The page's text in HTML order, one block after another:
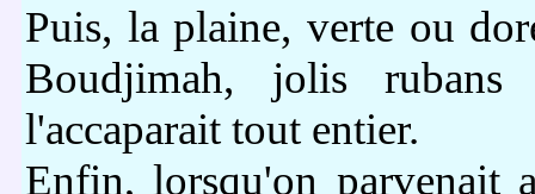
Puis, la plaine, verte ou
Boudjimah, jolis
l'accaparait tout entier.
Enfin, lorsqu'on parvenait